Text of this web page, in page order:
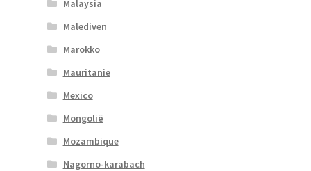
Malaysia
Malediven
Marokko
Mauritanie
Mexico
Mongolië
Mozambique
Nagorno-karabach